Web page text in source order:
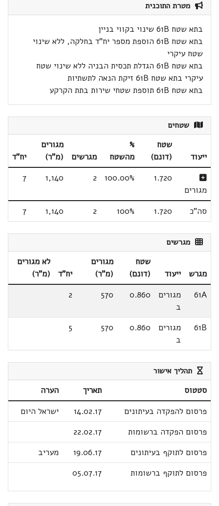
מטרת התוכנית
בתא שטח 61B שינוי בקווי בניין
בתא שטח 61B הוספת מספר יח"ד בחלקה, ללא שינוי
שטח עיקרי
בתא שטח 61B הגדלת תכסית הבניה ללא שינוי שטח
עיקרי בתא שטח 61B זיקת הנאה לתשתיות
בתא שטח 61B תוספת שטחי שירות בתת הקרקע
שטחים
ייעוד
שטח
(דונם)
%
מהשטח
מגרשים
מגורים
(מ"ר)
יח"ד
מגורים
1.720
100.00%
2
1,140
7
סה"כ 1.720
100%
2
1,140
7
מגרשים
מגרש ייעוד
שטח
(דונם)
מגורים
(מ"ר)
יח"ד
לא מגורים
(מ"ר)
61A
מגורים
ב
0.860
570
2
61B
מגורים
ב
0.860
570
5
תהליך אישור
סטטוס תאריך
הערה
פרסום להפקדה בעיתונים
14.02.17
ישראל היום
פרסום הפקדה ברשומות
22.02.17
פרסום לתוקף בעיתונים
19.06.17
מעריב
פרסום לתוקף ברשומות
05.07.17